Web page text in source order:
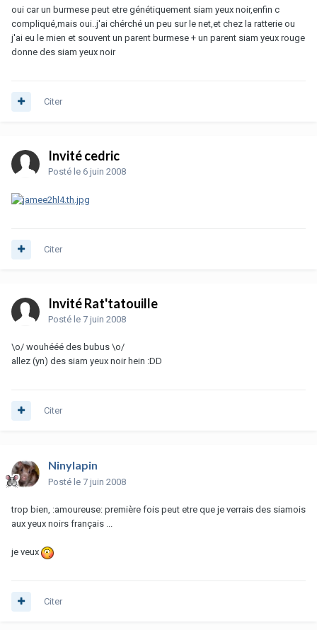
oui car un burmese peut etre génétiquement siam yeux noir,enfin c
compliqué,mais oui..j'ai chérché un peu sur le net,et chez la ratterie ou
j'ai eu le mien et souvent un parent burmese + un parent siam yeux rouge
donne des siam yeux noir
Citer
Invité cedric
Posté le 6 juin 2008
Citer
Invité Rat'tatouille
Posté le 7 juin 2008
\o/ wouhééé des bubus \o/
allez (yn) des siam yeux noir hein :DD
Citer
Ninylapin
Posté le 7 juin 2008
trop bien, :amoureuse: première fois peut etre que je verrais des siamois
aux yeux noirs français ...
je veux
Citer